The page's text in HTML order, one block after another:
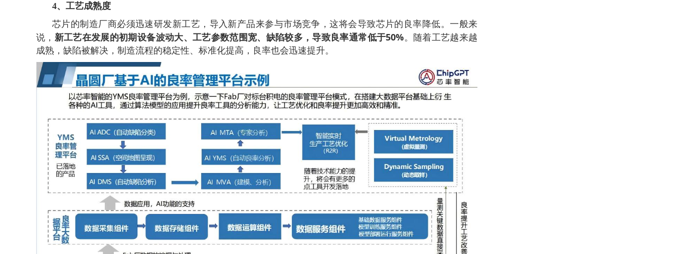
4、 工艺成熟度
芯片的制造厂商必须迅速研发新工艺，导入新产品来参与市场竞争，这将会导致芯片的良率降低。一般来
说， 新工艺在发展的初期设备波动大、工艺参数范围宽、缺陷较多，导致良率通常低于50%。随着工艺越来越
成熟，缺陷被解决，制造流程的稳定性、标准化提高，良率也会迅速提升。